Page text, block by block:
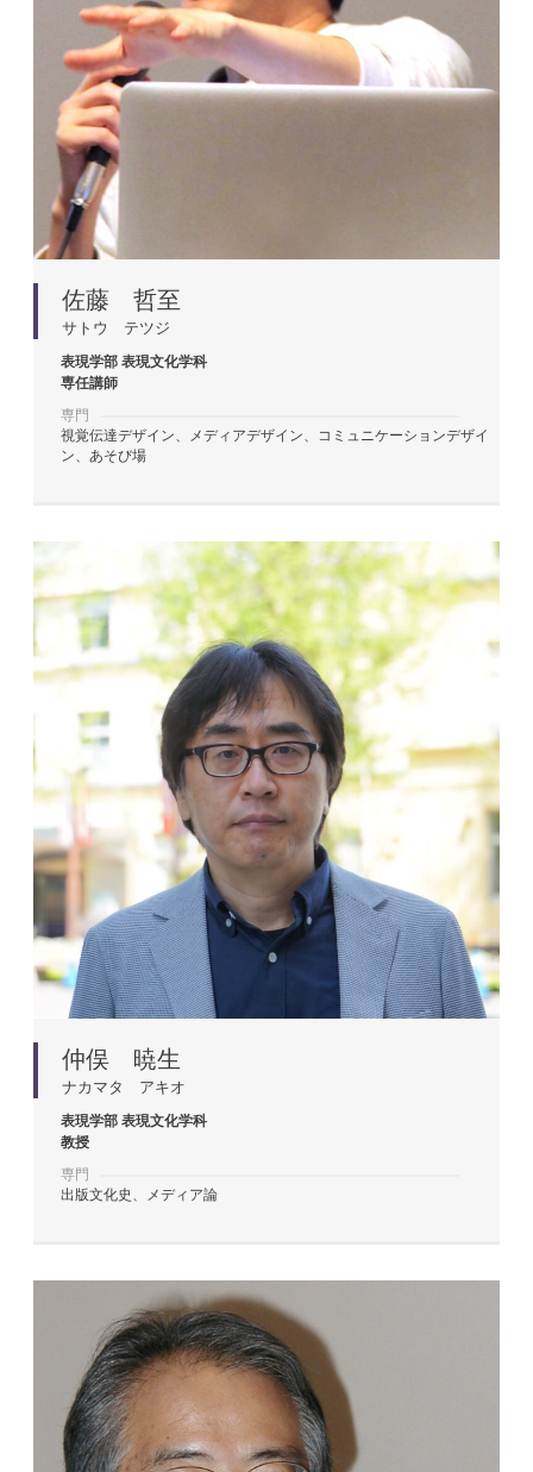
佐藤 哲至
サトウ テツジ
表現学部 表現文化学科
専任講師
専門
視覚伝達デザイン、メディアデザイン、コミュニケーションデザイ
ン、あそび場
仲俣 暁生
ナカマタ アキオ
表現学部 表現文化学科
教授
専門
出版文化史、メディア論